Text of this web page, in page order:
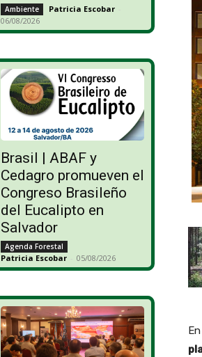
Ambiente Patricia Escobar -
06/08/2026
Brasil | ABAF y
Cedagro promueven el
Congreso Brasileño
del Eucalipto en
Salvador
Agenda Forestal
Patricia Escobar - 05/08/2026